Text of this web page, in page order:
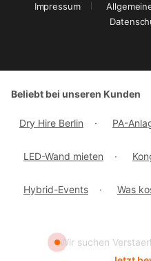
Impressum
Beliebt bei unseren Kunden
Dry Hire Berlin · PA-
LED-Wand mieten ·
Hybrid-Events · Was
Wir suchen